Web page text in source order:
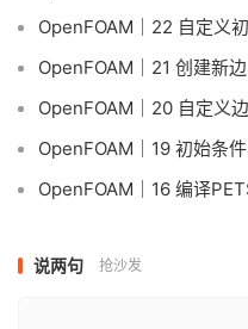
OpenFOAM｜22 自定义
OpenFOAM｜21 创建新
OpenFOAM｜20 自定义
OpenFOAM｜19 初始条
OpenFOAM｜16 编译
说两句 抢沙发